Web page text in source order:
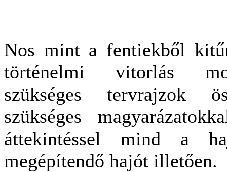
Nos mint a fentiekből
történelmi vitorlás
szükséges tervrajzok
szükséges
áttekintéssel mind a
megépítendő hajót illetően.